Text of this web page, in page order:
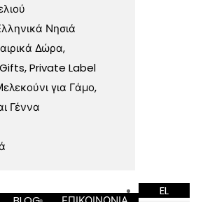
Νησιά
Δώρα,
Private Label
για Γάμο,
Γέννα
EL